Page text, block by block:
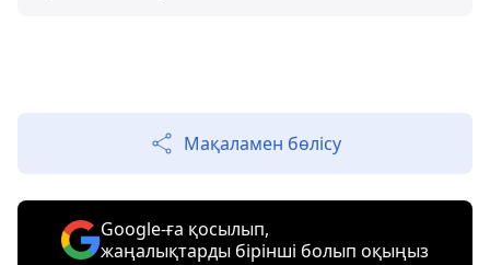
Мақаламен бөлісу
Google-ға қосылып,
жаңалықтарды бірінші болып оқыңыз